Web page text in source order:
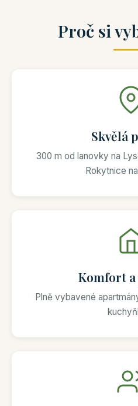
Proč si
Skvělá
300 m od lanovky na
Rokytnice
Komfort
Plně vybavené